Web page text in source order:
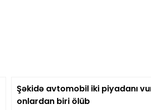
©
Şəkidə avtomobil iki piyadanı
onlardan biri ölüb